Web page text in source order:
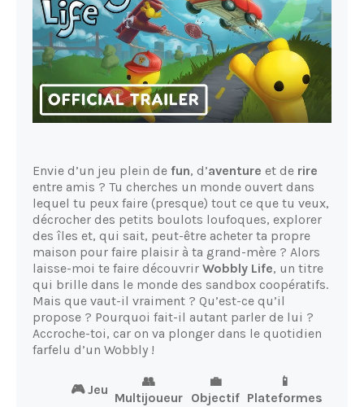
Envie d’un jeu plein de fun, d’aventure et de rire
entre amis ? Tu cherches un monde ouvert dans
lequel tu peux faire (presque) tout ce que tu veux,
décrocher des petits boulots loufoques, explorer
des îles et, qui sait, peut-être acheter ta propre
maison pour faire plaisir à ta grand-mère ? Alors
laisse-moi te faire découvrir Wobbly Life, un titre
qui brille dans le monde des sandbox coopératifs.
Mais que vaut-il vraiment ? Qu’est-ce qu’il
propose ? Pourquoi fait-il autant parler de lui ?
Accroche-toi, car on va plonger dans le quotidien
farfelu d’un Wobbly !
🎮 Jeu
👥
Multijoueur
💼
Objectif
📱
Plateformes